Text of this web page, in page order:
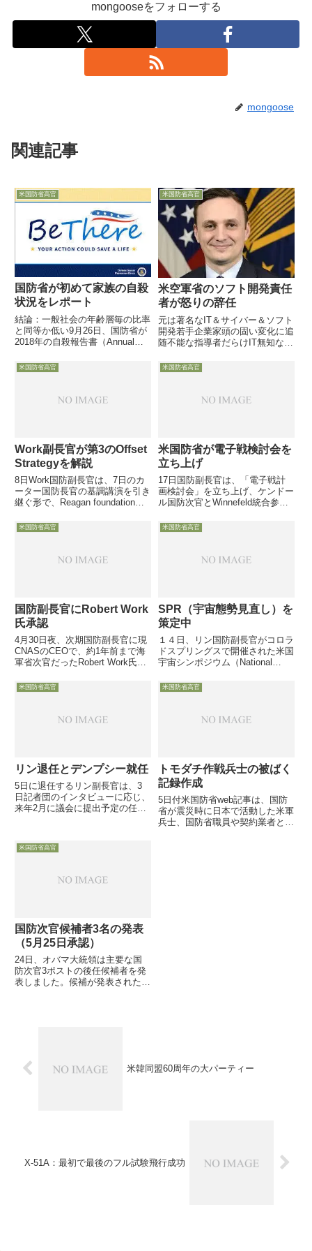
mongooseをフォローする
mongoose
関連記事
米国防省高官
国防省が初めて家族の自殺
状況をレポート
結論：一般社会の年齢層毎の比率
と同等か低い9月26日、国防省が
2018年の自殺報告書（Annual
発表の同報告書から初めて、兵士
や職員の家族の2017年の自殺
米国防省高官
米空軍省のソフト開発責任
者が怒りの辞任
元は著名なIT＆サイバー＆ソフト
開発若手企業家頭の固い変化に追
随不能な指導者だらけIT無知な少
心頭官僚的な縦割り行政とエゴだ
日、2018年5月から米空...
米国防省高官
Work副長官が第3のOffset
Strategyを解説
8日Work国防副長官は、7日のカ
ーター国防長官の基調講演を引き
継ぐ形で、Reagan foundationイ
ーター長官が「如何に中露対処す
米国防省高官
米国防省が電子戦検討会を
立ち上げ
17日国防副長官は、「電子戦計
画検討会」を立ち上げ、ケンドー
ル国防次官とWinnefeld統合参謀
活動すると発表しました
米国防省高官
国防副長官にRobert Work
氏承認
4月30日夜、次期国防副長官に現
CNASのCEOで、約1年前まで海
軍省次官だったRobert Work氏が
候補者にノミネートしてから、約
米国防省高官
SPR（宇宙態勢見直し）を
策定中
１４日、リン国防副長官がコロラ
ドスプリングスで開催された米国
宇宙シンポジウム（National
討中のSPR（Space Posture
から語りました
米国防省高官
リン退任とデンプシー就任
5日に退任するリン副長官は、3
日記者団のインタビューに応じ、
来年2月に議会に提出予定の任務
のデンプシー議長はオフレコの会
見に・・・
米国防省高官
トモダチ作戦兵士の被ばく
記録作成
5日付米国防省web記事は、国防
省が震災時に日本で活動した米軍
兵士、国防省職員や契約業者とそ
米国防省高官
国防次官候補者3名の発表
（5月25日承認）
24日、オバマ大統領は主要な国
防次官3ポストの後任候補者を発
表しました。候補が発表されたの
米韓同盟60周年の大パーティー
X-51A：最初で最後のフル試験飛行成功